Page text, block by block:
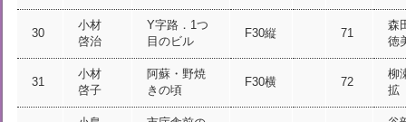
30
小材
啓治
Y字路．1つ
目のビル
F30縦 71
徳
31
小材
啓子
阿蘇・野焼
きの頃
F30横 72
拡